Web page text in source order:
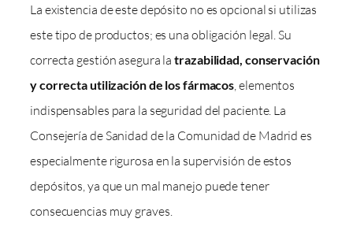
La existencia de este depósito no es opcional si utilizas
este tipo de productos; es una obligación legal. Su
correcta gestión asegura latrazabilidad, conservación
y correcta utilización de los fármacos , elementos
indispensables para la seguridad del paciente. La
Consejería de Sanidad de la Comunidad de Madrid es
especialmente rigurosa en la supervisión de estos
depósitos, ya que un mal manejo puede tener
consecuencias muy graves.